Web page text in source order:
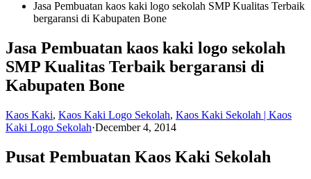
Jasa Pembuatan kaos kaki logo sekolah SMP Kualitas Terbaik
bergaransi di Kabupaten Bone
Jasa Pembuatan kaos kaki logo sekolah
SMP Kualitas Terbaik bergaransi di
Kabupaten Bone
Kaos Kaki, Kaos Kaki Logo Sekolah, Kaos Kaki Sekolah | Kaos
Kaki Logo Sekolah·December 4, 2014
Pusat Pembuatan Kaos Kaki Sekolah